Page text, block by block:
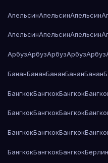
АпельсинАпельсинАпельсин
АпельсинАпельсинАпельсин
АрбузАрбузАрбузАрбузАрбуз
БананБананБананБананБанан
БангкокБангкокБангкок
БангкокБангкокБангкок
БангкокБангкокБангкок
БангкокБангкокБангкокБерлин